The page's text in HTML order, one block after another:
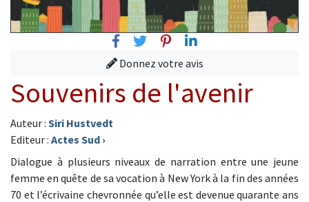
FacebookTwitterPinterest
Linkedin
Donnez votre avis
Souvenirs de l'avenir
Auteur : Siri Hustvedt
Editeur : Actes Sud ›
Dialogue à plusieurs niveaux de narration entre une jeune
femme en quête de sa vocation à New York à la fin des années
70 et l’écrivaine chevronnée qu’elle est devenue quarante ans